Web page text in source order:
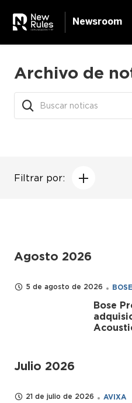
Newsroom
Archivo de
Filtrar por:
Agosto 2026
5 de agosto de 2026
Bose
Julio 2026
21 de julio de 2026 AVIXA